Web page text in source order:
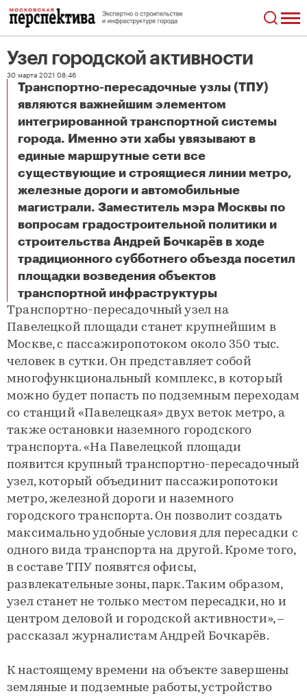
Узел городской активности
30 марта 2021 08:46
Транспортно-пересадочные узлы (ТПУ)
являются важнейшим элементом
интегрированной транспортной системы
города. Именно эти хабы увязывают в
единые маршрутные сети все
существующие и строящиеся линии метро,
железные дороги и автомобильные
магистрали. Заместитель мэра Москвы по
вопросам градостроительной политики и
строительства Андрей Бочкарёв в ходе
традиционного субботнего объезда посетил
площадки возведения объектов
транспортной инфраструктуры
Узел городской активности
Транспортно-пересадочный узел на
Павелецкой площади станет крупнейшим в
Москве, с пассажиропотоком около 350 тыс.
человек в сутки. Он представляет собой
многофункциональный комплекс, в который
можно будет попасть по подземным переходам
со станций «Павелецкая» двух веток метро, а
также остановки наземного городского
транспорта. «На Павелецкой площади
появится крупный транспортно-пересадочный
узел, который объединит пассажиропотоки
метро, железной дороги и наземного
городского транспорта. Он позволит создать
максимально удобные условия для пересадки с
одного вида транспорта на другой. Кроме того,
в составе ТПУ появятся офисы,
развлекательные зоны, парк. Таким образом,
узел станет не только местом пересадки, но и
центром деловой и городской активности», –
рассказал журналистам Андрей Бочкарёв.
К настоящему времени на объекте завершены
земляные и подземные работы, устройство